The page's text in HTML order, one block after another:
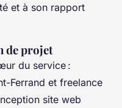
et à son rapport
de projet
du service :
Ferrand et freelance
site web